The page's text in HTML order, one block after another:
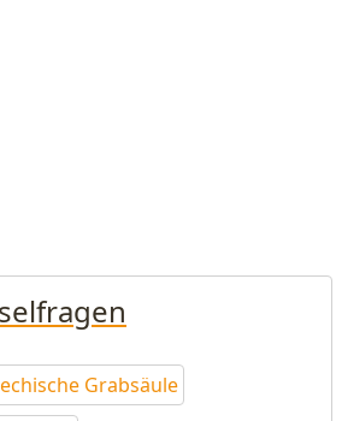
Grabsäule